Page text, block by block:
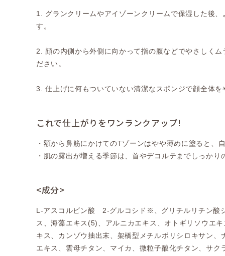
1. グランクリームやアイゾーンクリームで保湿した後
す。
2. 顔の内側から外側に向かって指の腹などでやさしく
ださい。
3. 仕上げに何もついていない清潔なスポンジで顔全体
これで仕上がりをワンランクアップ!
・額から鼻筋にかけてのTゾーンはやや薄めに塗ると、
・肌の露出が増える季節は、首やデコルテまでしっかり
<成分>
L-アスコルビン酸 2-グルコシド※、グリチルリチン酸
ス、海藻エキス(5)、アルニカエキス、オトギリソウエ
キス、カンゾウ抽出末、架橋型メチルポリシロキサン
エキス、雲母チタン、マイカ、微粒子酸化チタン、サ